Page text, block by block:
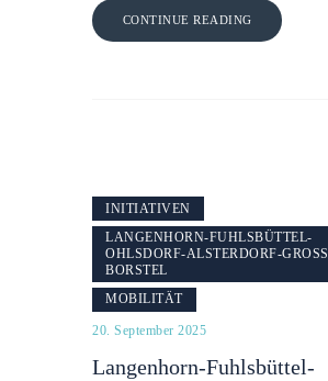
CONTINUE READING
INITIATIVEN
LANGENHORN-FUHLSBÜTTEL-
OHLSDORF-ALSTERDORF-GROSS B
ORSTEL
MOBILITÄT
20. September 2025
Langenhorn-Fuhlsbüttel-